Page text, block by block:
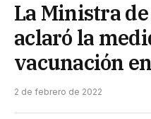
La Ministra
aclaró la
vacunación
2 de febrero de 2022